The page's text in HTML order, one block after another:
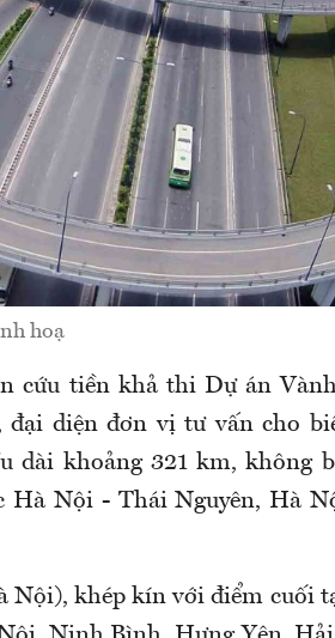
hoạ
cứu tiền khả thi Dự án
diện đơn vị tư vấn cho
dài khoảng 321 km, không
Hà Nội - Thái Nguyên, Hà
Nội), khép kín với điểm cuối